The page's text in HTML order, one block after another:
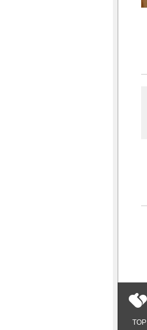
TOP